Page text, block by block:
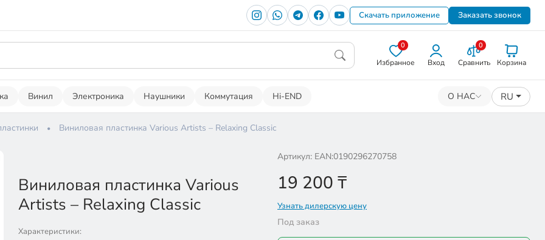
Скачать приложение Заказать звонок
0
Избранное Вход
0
Сравнить Корзина
Винил Электроника Наушники Коммутация Hi-END О НАС RU
Виниловая пластинка Various Artists – Relaxing Classic
Виниловая пластинка Various
Artists – Relaxing Classic
Характеристики:
Артикул: EAN:0190296270758
19 200 ₸
Узнать дилерскую цену
Под заказ